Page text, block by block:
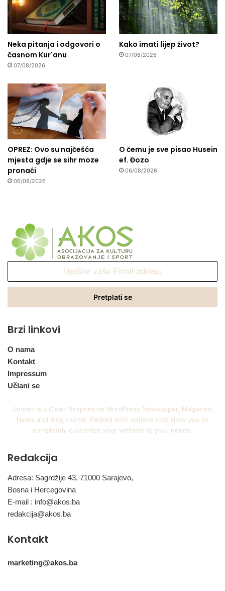
Neka pitanja i odgovori o
časnom Kur'anu
07/08/2026
Kako imati lijep život?
07/08/2026
OPREZ: Ovo su najčešća
mjesta gdje se sihr moze
pronaći
06/08/2026
O čemu je sve pisao Husein
ef. Đozo
06/08/2026
Email
Brzi linkovi
O nama
Kontakt
Impressum
Učlani se
Jannah is a Clean Responsive WordPress Newspaper, Magazine,
News and Blog theme. Packed with options that allow you to
completely customize your website to your needs.
Redakcija
Adresa: Sagrdžije 43, 71000 Sarajevo,
Bosna i Hercegovina
E-mail : info@akos.ba
redakcija@akos.ba
Kontakt
marketing@akos.ba